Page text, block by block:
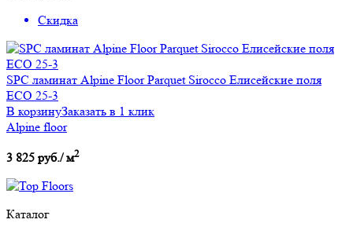
Скидка
SРС ламинат Alpine Floor Parquet Sirocco Елисейские поля
ECO 25-3
В корзинуЗаказать в 1 клик
Alpine floor
3 825 руб./ м2
Каталог